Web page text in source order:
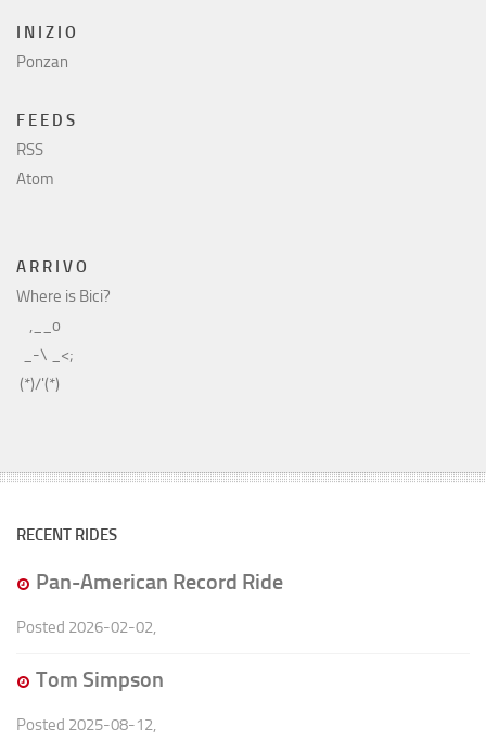
I N I Z I O
Ponzan
F E E D S
RSS
Atom
A R R I V O
Where is Bici?
    ,__o
  _-\ _<;
RECENT RIDES
Pan-American Record Ride
Posted 2026-02-02,
Tom Simpson
Posted 2025-08-12,